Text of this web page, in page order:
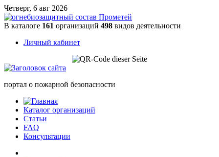
Четверг, 6 авг 2026
В каталоге 161 организаций 498 видов деятельности
Личный кабинет
портал о пожарной безопасности
Каталог организаций
Статьи
FAQ
Консультации